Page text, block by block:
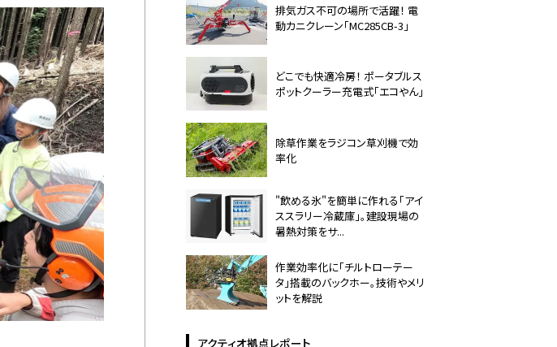
排気ガス不可の場所で活躍！ 電
動カニクレーン「MC285CB-3」
どこでも快適冷房！ ポータブルス
ポットクーラー充電式「エコやん」
除草作業をラジコン草刈機で効
率化
"飲める氷"を簡単に作れる「アイ
ススラリー冷蔵庫」。建設現場の
暑熱対策をサ...
作業効率化に「チルトローテー
タ」搭載のバックホー。技術やメリ
ットを解説
アクティオ拠点レポート